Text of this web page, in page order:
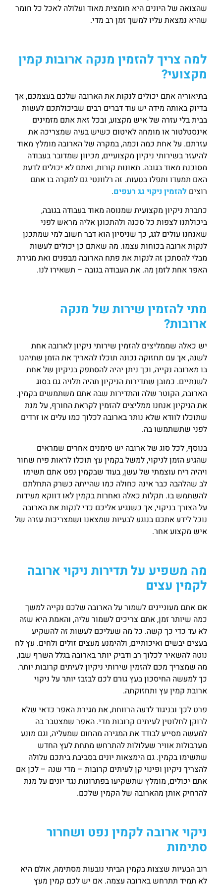
שהצואה של היונים היא חומצית מאוד ועלולה לאכל כל חומר
שהיא נמצאת עליו למשך זמן רב מדי.
למה צריך להזמין מנקה ארובות קמין
מקצועי?
בתיאוריה אתם יכולים לנקות את הארובה שלכם בעצמכם, אך
בדיוק באותה מידה יש עוד דברים רבים שביכולתכם לעשות
בבית בלי עזרה של איש מקצוע, ובכל זאת אתם מזמינים
אינסטלטור או מומחה לאיטום כשיש בעיה שמצריכה את
עזרתם. על אחת כמה וכמה, במקרה של הארובה מומלץ מאוד
להיעזר בשירותי ניקיון מקצועיים, מכיוון שמדובר בעבודה
מסוכנת מאוד בגובה. תאונות קורות, ואתם לא יכולים לדעת
האם תמעדו ותפלו בטעות. זה רלוונטי גם למקרה בו אתם
רוצים להזמין ניקוי גג רעפים.
כחברת ניקיון מקצועית שמנוסה מאוד בעבודה בגובה,
ביכולתנו לצפות כל סכנה ולהתכונן אליה מראש לפני
שאנחנו עולים לגג, כך שניסיון הוא דבר חשוב למי שמתכנן
לנקות ארובה בכוחות עצמו. מה שאתם כן יכולים לעשות
מבלי להסתכן זה לנקות את פתח הארובה מבפנים ואת מגירת
האפר אחת לזמן מה. את העבודה בגובה – תשאירו לנו.
מתי להזמין שירות של מנקה
ארובות?
יש כאלה שממליצים להזמין שירותי ניקיון לארובה אחת
לשנה, אך עם תחזוקה נכונה תוכלו להאריך את הזמן שתיהנו
בו מארובה נקייה, וכך ניתן יהיה להסתפק בניקיון של אחת
לשנתיים. כמובן שתדירות הניקיון תהיה תלויה גם בסוג
הארובה, הקוטר שלה והתדירות שבה אתם משתמשים בקמין.
את הניקיון אנחנו ממליצים להזמין לקראת החורף, על מנת
שתוכלו לוודא שלא נותר בארובה לכלוך כמו עלים או זרדים
לפני שתשתמשו בה.
בנוסף, לכל סוג של ארובה יש סימנים אחרים שמראים
שהגיע הזמן לניקוי, למשל בקמין עץ תוכלו לראות פיח שחור
ויהיה ריח עוצמתי של עשן, בעוד שבקמין נפט אתם תשימו
לב שהלהבה כבר אינה כחולה כמו שהייתה כשרק התחלתם
להשתמש בו. תקלות כאלה ואחרות בקמין לאו דווקא מעידות
על הצורך בניקוי, אך כשנגיע אליכם כדי לנקות את הארובה
נוכל לידע אתכם בנוגע לבעיות שמצאנו ושמצריכות עזרה של
איש מקצוע אחר.
מה משפיע על תדירות ניקוי ארובה
לקמין עצים
אם אתם מעוניינים לשמור על הארובה שלכם נקייה למשך
כמה שיותר זמן, אתם צריכים לשמור עליה, והאמת היא שזה
לא עד כדי כך קשה. כל מה שעליכם לעשות זה להשקיע
בעצים יבשים ואיכותיים, ולהימנע מעצים זולים ולחים. עץ לח
נוטה להשאיר לכלוך רב ודביק יותר בארובה בגלל השרף שבו,
מה שמצריך מכם להזמין שירותי ניקיון לעיתים קרובות יותר.
כך למעשה החיסכון בעץ גורם לכם לבזבז יותר על ניקוי
ארובת קמין עץ ותחזוקתה.
פרט לכך ובניגוד לדעה הרווחת, את מגירת האפר כדאי שלא
לרוקן לחלוטין לעיתים קרובות מדי. האפר שמצטבר בה
למעשה מסייע לבודד את המגירה מהחום שמעליה, וגם מונע
מערבולות אוויר שעלולות להתרחש מתחת לעץ החדש
שתשימו בקמין. גם הימצאות יונים בסביבת ביתכם עלולה
להצריך ניקיון ופינוי קן לעיתים קרובות – מדי שנה – לכן אם
אתם יכולים, מומלץ שתשקיעו בפתרונות נגד יונים על מנת
להרחיק אותן מהארובה של הקמין שלכם.
ניקוי ארובה לקמין נפט ושחרור
סתימות
רוב הבעיות שצצות בקמין הביתי נובעות מסתימה, אולם היא
לא תמיד תתרחש בארובה עצמה. אם יש לכם קמין מעץ